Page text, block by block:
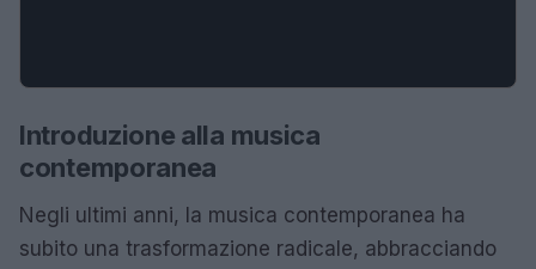
Introduzione alla musica
contemporanea
Negli ultimi anni, la musica contemporanea ha
subito una trasformazione radicale, abbracciando